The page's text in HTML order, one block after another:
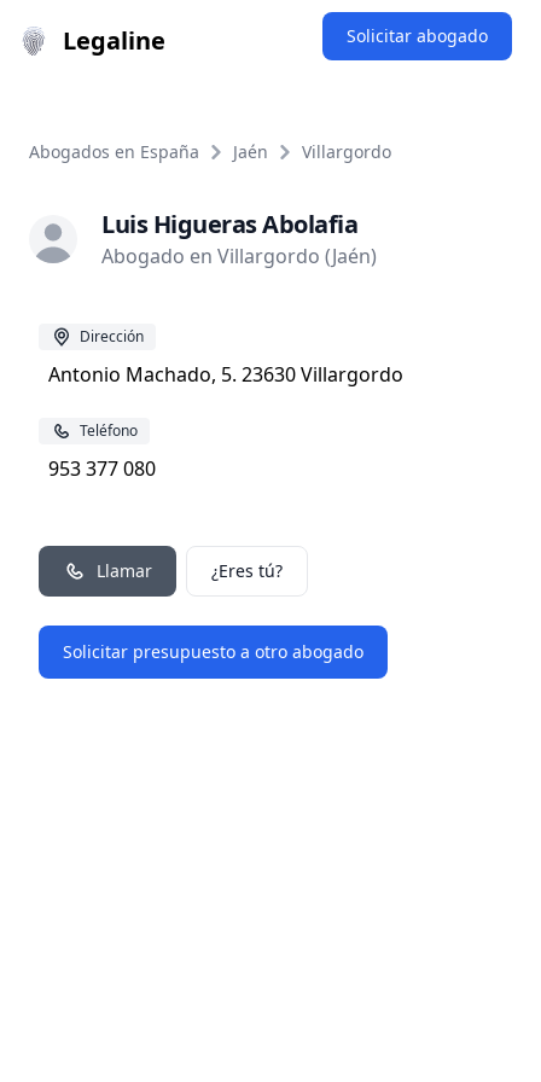
Legaline Solicitar abogado
Abogados en España Jaén Villargordo
Luis Higueras Abolafia
Abogado en Villargordo (Jaén)
Dirección
Antonio Machado, 5. 23630 Villargordo
Teléfono
953 377 080
Llamar ¿Eres tú?
Solicitar presupuesto a otro abogado